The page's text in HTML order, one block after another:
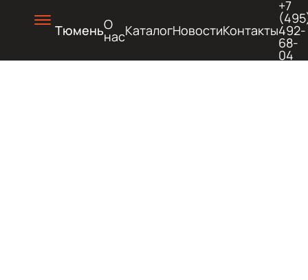
ТюменьО
насКаталогНовостиКонтакты
+7
492-
68-
04